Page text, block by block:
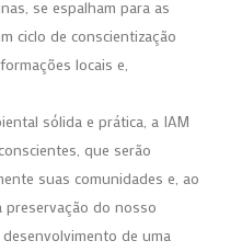
se espalham para as
ciclo de conscientização
locais e,
sólida e prática, a IAM
que serão
suas comunidades e, ao
do nosso
de uma